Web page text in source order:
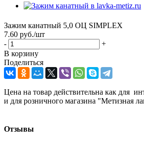
Зажим канатный 5,0 ОЦ SIMPLEX
7.60 руб./шт
-
+
В корзину
Поделиться
Цена на товар действительна как для
и для розничного магазина "Метизная
Отзывы